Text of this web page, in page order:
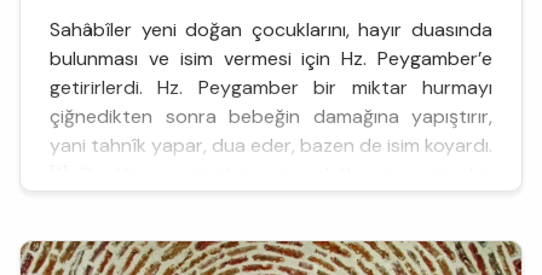
Sahâbîler yeni doğan çocuklarını, hayır duasında
bulunması ve isim vermesi için Hz. Peygamber’e
getirirlerdi. Hz. Peygamber bir miktar hurmayı
çiğnedikten sonra bebeğin damağına yapıştırır,
yani tahnîk yapar, dua eder, bazen de isim koyardı.
oturtmuştu. Ancak Resûlullâ...